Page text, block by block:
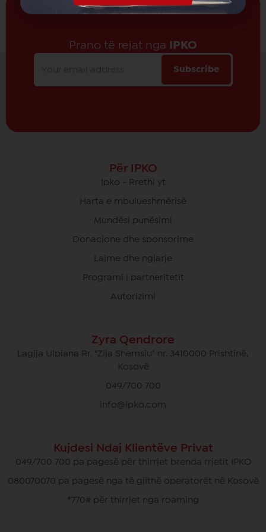
Prano të rejat nga IPKO
Subscribe
Për IPKO
Ipko - Rrethi yt
Harta e mbulueshmërisë
Mundësi punësimi
Donacione dhe sponsorime
Lajme dhe ngjarje
Programi i partneritetit
Autorizimi
Zyra Qendrore
Lagjja Ulpiana Rr. "Zija Shemsiu" nr. 3410000 Prishtinë,
Kosovë
049/700 700
info@ipko.com
Kujdesi Ndaj Klientëve Privat
049/700 700 pa pagesë për thirrjet brenda rrjetit IPKO
080070070 pa pagesë nga të gjithë operatorët në Kosovë
*770# për thirrjet nga roaming